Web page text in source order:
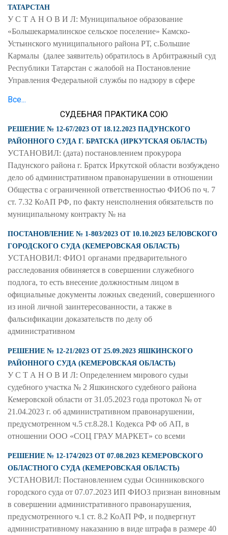
ТАТАРСТАН
У С Т А Н О В И Л: Муниципальное образование
«Большекармалинское сельское поселение» Камско-
Устьинского муниципального района РТ, с.Большие
Кармалы (далее заявитель) обратилось в Арбитражный суд
Республики Татарстан с жалобой на Постановление
Управления Федеральной службы по надзору в сфере
Все...
СУДЕБНАЯ ПРАКТИКА СОЮ
РЕШЕНИЕ № 12-67/2023 ОТ 18.12.2023 ПАДУНСКОГО
РАЙОННОГО СУДА Г. БРАТСКА (ИРКУТСКАЯ ОБЛАСТЬ)
УСТАНОВИЛ: (дата) постановлением прокурора
Падунского района г. Братск Иркутской области возбуждено
дело об административном правонарушении в отношении
Общества с ограниченной ответственностью ФИО6 по ч. 7
ст. 7.32 КоАП РФ, по факту неисполнения обязательств по
муниципальному контракту № на
ПОСТАНОВЛЕНИЕ № 1-803/2023 ОТ 10.10.2023 БЕЛОВСКОГО
ГОРОДСКОГО СУДА (КЕМЕРОВСКАЯ ОБЛАСТЬ)
УСТАНОВИЛ: ФИО1 органами предварительного
расследования обвиняется в совершении служебного
подлога, то есть внесение должностным лицом в
официальные документы ложных сведений, совершенного
из иной личной заинтересованности, а также в
фальсификации доказательств по делу об
административном
РЕШЕНИЕ № 12-21/2023 ОТ 25.09.2023 ЯШКИНСКОГО
РАЙОННОГО СУДА (КЕМЕРОВСКАЯ ОБЛАСТЬ)
У С Т А Н О В И Л: Определением мирового судьи
судебного участка № 2 Яшкинского судебного района
Кемеровской области от 31.05.2023 года протокол № от
21.04.2023 г. об административном правонарушении,
предусмотренном ч.5 ст.8.28.1 Кодекса РФ об АП, в
отношении ООО «СОЦ ГРАУ МАРКЕТ» со всеми
РЕШЕНИЕ № 12-174/2023 ОТ 07.08.2023 КЕМЕРОВСКОГО
ОБЛАСТНОГО СУДА (КЕМЕРОВСКАЯ ОБЛАСТЬ)
УСТАНОВИЛ: Постановлением судьи Осинниковского
городского суда от 07.07.2023 ИП ФИО3 признан виновным
в совершении административного правонарушения,
предусмотренного ч.1 ст. 8.2 КоАП РФ, и подвергнут
административному наказанию в виде штрафа в размере 40